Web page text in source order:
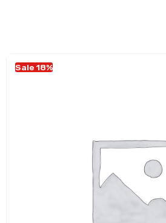
Sale 18%